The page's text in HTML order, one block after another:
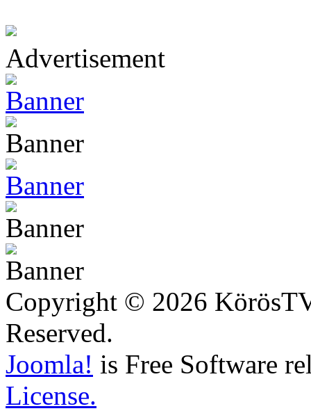
Advertisement
Copyright © 2026
Reserved.
Joomla! is Free Software
License.